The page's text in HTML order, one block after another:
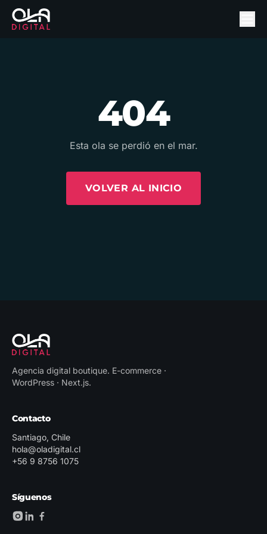
404
Esta ola se perdió en el mar.
VOLVER AL INICIO
Agencia digital boutique. E-commerce ·
WordPress · Next.js.
Contacto
Santiago, Chile
hola@oladigital.cl
+56 9 8756 1075
Síguenos